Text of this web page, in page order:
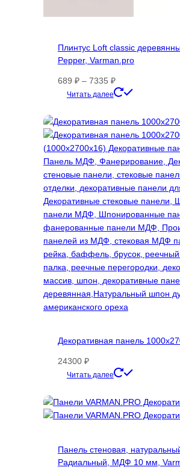
Плинтус Loft classic
Pepper, Varman.pro
689 ₽ – 7335 ₽Диапазон
цен:
–
7335 ₽
Читать далее
имеет
Опции
можно
выбрать
на
странице
товара.
Декоративная панель
24300 ₽
Читать далее
имеет
можно
выбрать
Панель стеновая,
Радиальный, МДФ 10 мм,